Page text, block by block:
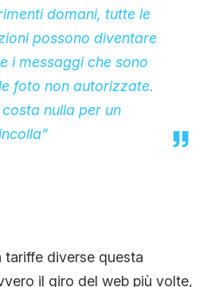
domani, tutte le
possono diventare
i messaggi che sono
foto non autorizzate.
nulla per un
tariffe diverse questa
il giro del web più volte,